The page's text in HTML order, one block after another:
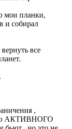
мои планки,
и собирал
все
,
АКТИВНОГО